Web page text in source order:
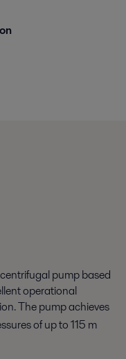
pump based
operational
The pump achieves
of up to 115 m